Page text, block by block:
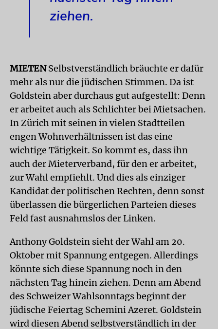
ziehen.
MIETENSelbstverständlich bräuchte er dafür
mehr als nur die jüdischen Stimmen. Da ist
Goldstein aber durchaus gut aufgestellt: Denn
er arbeitet auch als Schlichter bei Mietsachen.
In Zürich mit seinen in vielen Stadtteilen
engen Wohnverhältnissen ist das eine
wichtige Tätigkeit. So kommt es, dass ihn
auch der Mieterverband, für den er arbeitet,
zur Wahl empfiehlt. Und dies als einziger
Kandidat der politischen Rechten, denn sonst
überlassen die bürgerlichen Parteien dieses
Feld fast ausnahmslos der Linken.
Anthony Goldstein sieht der Wahl am 20.
Oktober mit Spannung entgegen. Allerdings
könnte sich diese Spannung noch in den
nächsten Tag hinein ziehen. Denn am Abend
des Schweizer Wahlsonntags beginnt der
jüdische Feiertag Schemini Azeret. Goldstein
wird diesen Abend selbstverständlich in der